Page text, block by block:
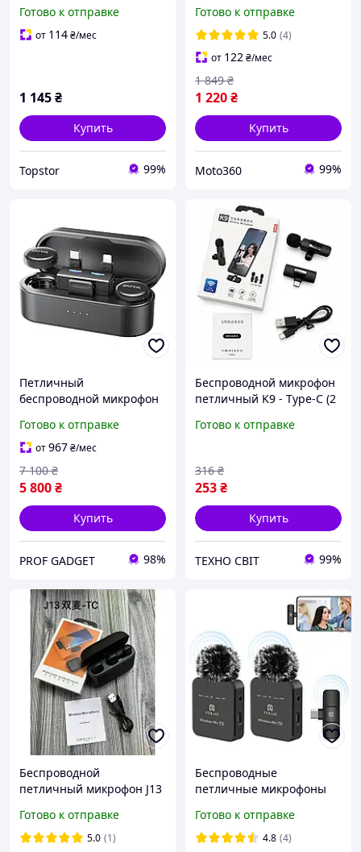
кейсом, разъем Type-C
Готово к отправке
от 114₴/мес
1 145₴
Купить
Topstor 99%
телефона - Android,
IPhone 15, 16(Type-C)
Готово к отправке
5.0 (4)
от 122₴/мес
1 220₴
1 849 ₴
Купить
Moto360 99%
Петличный
беспроводной микрофон
зарядным кейсом и
искусственным
интеллектом
Готово к отправке
от967₴/мес
5 800₴
7 100 ₴
Купить
PROF GADGET 98%
Беспроводной микрофон
петличный K9 - Type-C (2
для телефона / Android /
Готово к отправке
253₴
316 ₴
Купить
ТЕХНО СВІТ 99%
Беспроводной
петличный микрофон J13
приемник + зарядный
кейс) для телефона,
Готово к отправке
5.0 (1)
Беспроводные
петличные микрофоны
2шт, Type-C Phone, Type-C
Receiver PULUZ PU646B
Готово к отправке
4.8 (4)